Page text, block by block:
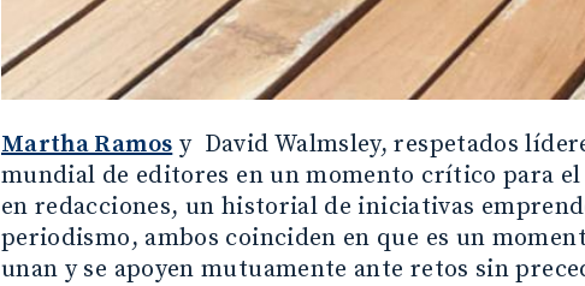
Martha Ramos y David Walmsley, respetados
mundial de editores en un momento crítico para
en redacciones, un historial de iniciativas
periodismo, ambos coinciden en que es un
unan y se apoyen mutuamente ante retos sin